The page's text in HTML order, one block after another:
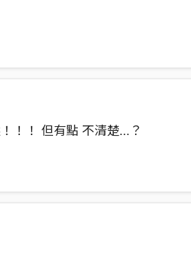
！！ 但有點 不清楚...？